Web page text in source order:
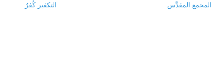
التكفير كُفرٌ المجمع المقدَّس